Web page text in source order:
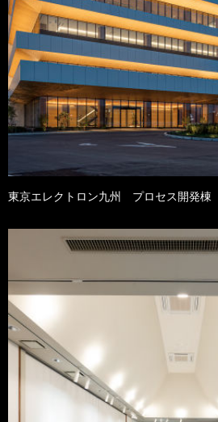
東京エレクトロン九州 プロセス開発棟